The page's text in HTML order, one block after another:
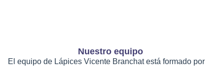
Nuestro equipo
El equipo de Lápices Vicente Branchat está formado por